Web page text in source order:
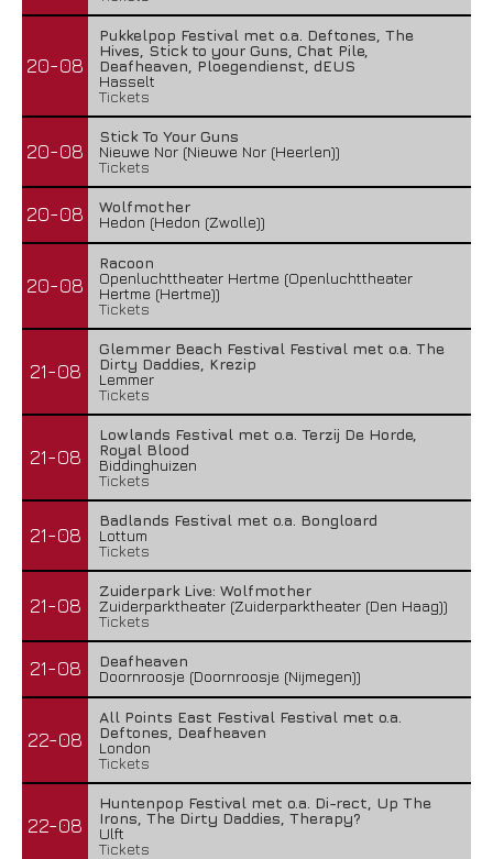
20-08
Pukkelpop Festival met o.a. Deftones, The
Hives, Stick to your Guns, Chat Pile,
Deafheaven, Ploegendienst, dEUS
Hasselt
Tickets
20-08
Stick To Your Guns
Nieuwe Nor (Nieuwe Nor (Heerlen))
Tickets
20-08
Wolfmother
Hedon (Hedon (Zwolle))
20-08
Racoon
Openluchttheater Hertme (Openluchttheater
Hertme (Hertme))
Tickets
21-08
Glemmer Beach Festival Festival met o.a. The
Dirty Daddies, Krezip
Lemmer
Tickets
21-08
Lowlands Festival met o.a. Terzij De Horde,
Royal Blood
Biddinghuizen
Tickets
21-08
Badlands Festival met o.a. Bongloard
Lottum
Tickets
21-08
Zuiderpark Live: Wolfmother
Zuiderparktheater (Zuiderparktheater (Den Haag))
Tickets
21-08
Deafheaven
Doornroosje (Doornroosje (Nijmegen))
22-08
All Points East Festival Festival met o.a.
Deftones, Deafheaven
London
Tickets
22-08
Huntenpop Festival met o.a. Di-rect, Up The
Irons, The Dirty Daddies, Therapy?
Ulft
Tickets